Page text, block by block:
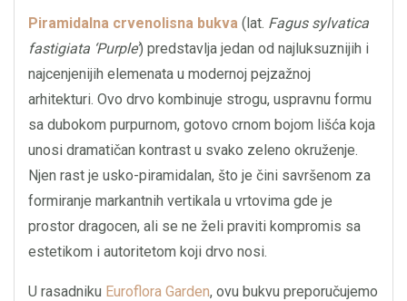
Piramidalna crvenolisna bukva (lat. Fagus sylvatica
fastigiata ‘Purple’) predstavlja jedan od najluksuznijih i
najcenjenijih elemenata u modernoj pejzažnoj
arhitekturi. Ovo drvo kombinuje strogu, uspravnu formu
sa dubokom purpurnom, gotovo crnom bojom lišća koja
unosi dramatičan kontrast u svako zeleno okruženje.
Njen rast je usko-piramidalan, što je čini savršenom za
formiranje markantnih vertikala u vrtovima gde je
prostor dragocen, ali se ne želi praviti kompromis sa
estetikom i autoritetom koji drvo nosi.
U rasadniku Euroflora Garden, ovu bukvu preporučujemo